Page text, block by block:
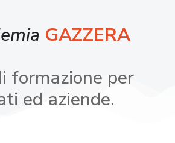
GAZZERA
formazione per
ed aziende.